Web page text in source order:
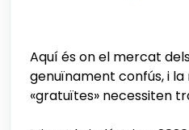
Aquí és on el mercat
genuïnament confús, i
«gratuïtes» necessiten